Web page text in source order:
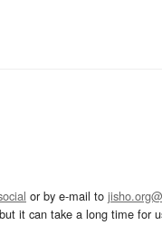
or by e-mail to
it can take a long time for